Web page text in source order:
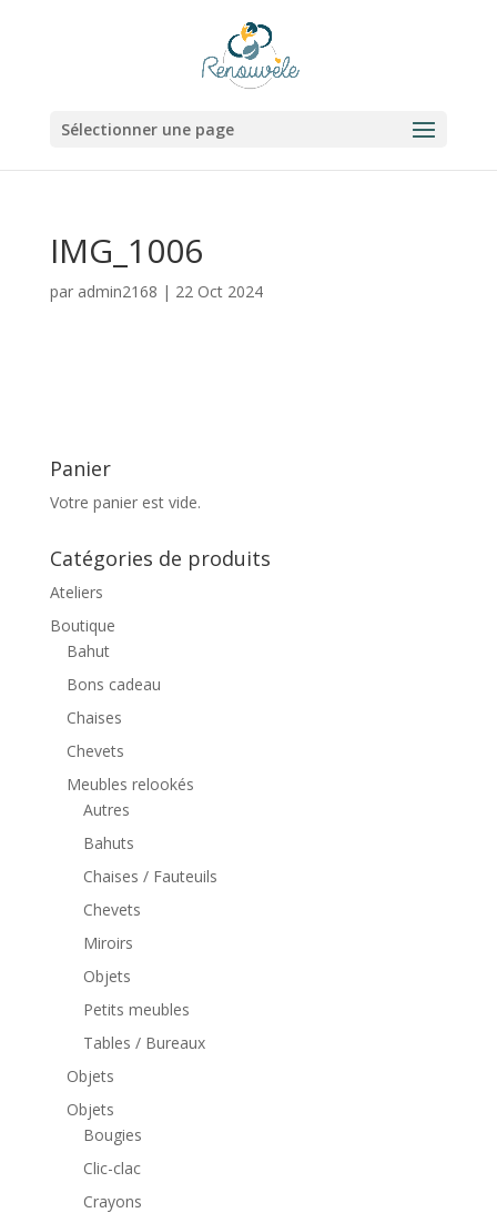
Sélectionner une page
IMG_1006
par admin2168 | 22 Oct 2024
Panier
Votre panier est vide.
Catégories de produits
Ateliers
Boutique
Bahut
Bons cadeau
Chaises
Chevets
Meubles relookés
Autres
Bahuts
Chaises / Fauteuils
Chevets
Miroirs
Objets
Petits meubles
Tables / Bureaux
Objets
Objets
Bougies
Clic-clac
Crayons